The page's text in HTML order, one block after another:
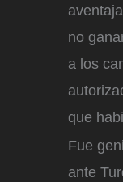
no
a los
que
Fue
ante